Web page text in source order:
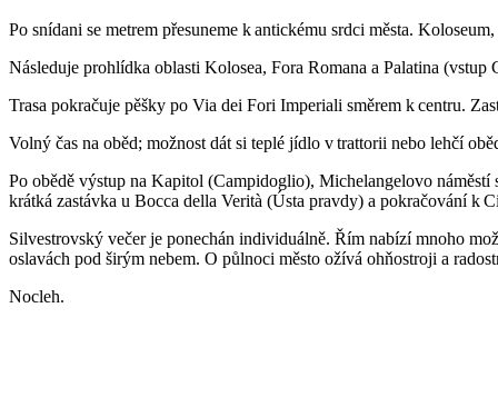
Po snídani se metrem přesuneme k antickému srdci města.
Následuje prohlídka oblasti Kolosea, Fora Romana a Palatina
Trasa pokračuje pěšky po Via dei Fori Imperiali směrem k centru.
Volný čas na oběd; možnost dát si teplé jídlo v trattorii nebo lehčí
Po obědě výstup na Kapitol (Campidoglio), Michelangelovo
krátká zastávka u Bocca della Verità (Ústa pravdy) a pokračování k
Silvestrovský večer je ponechán individuálně. Řím nabízí mnoho
oslavách pod širým nebem. O půlnoci město ožívá ohňostroji a
Nocleh.